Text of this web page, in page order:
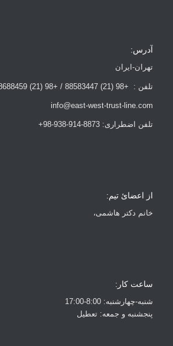
آدرس:
تهران-ایران
تلفن : +98 (21) 88583447 / +98 (21) 88688459
info@east-west-trust-line.com
تلفن اضطراری: 8873-914-938-98+
از اعضائ تیم:
خانم دکتر هاشمی،
ساعت کار:
شنبه-چهارشنبه: 8:00-17:00
پنجشنبه و جمعه: تعطیل